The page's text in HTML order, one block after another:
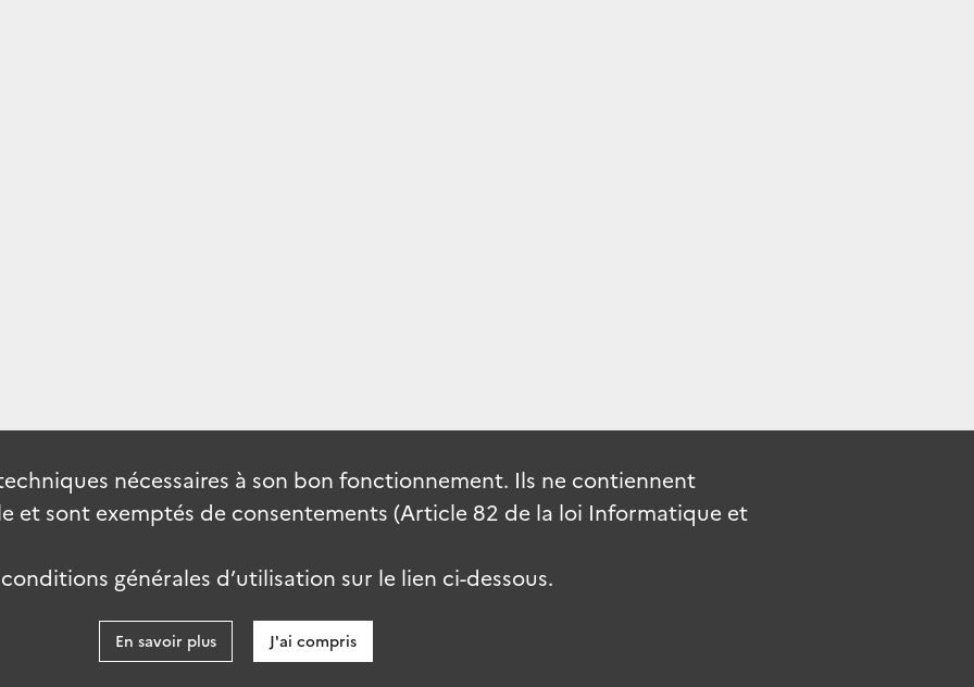
nécessaires à son bon fonctionnement. Ils ne contiennent
et sont exemptés de consentements (Article 82 de la loi Informatique et
générales d’utilisation sur le lien ci-dessous.
En savoir plus J'ai compris